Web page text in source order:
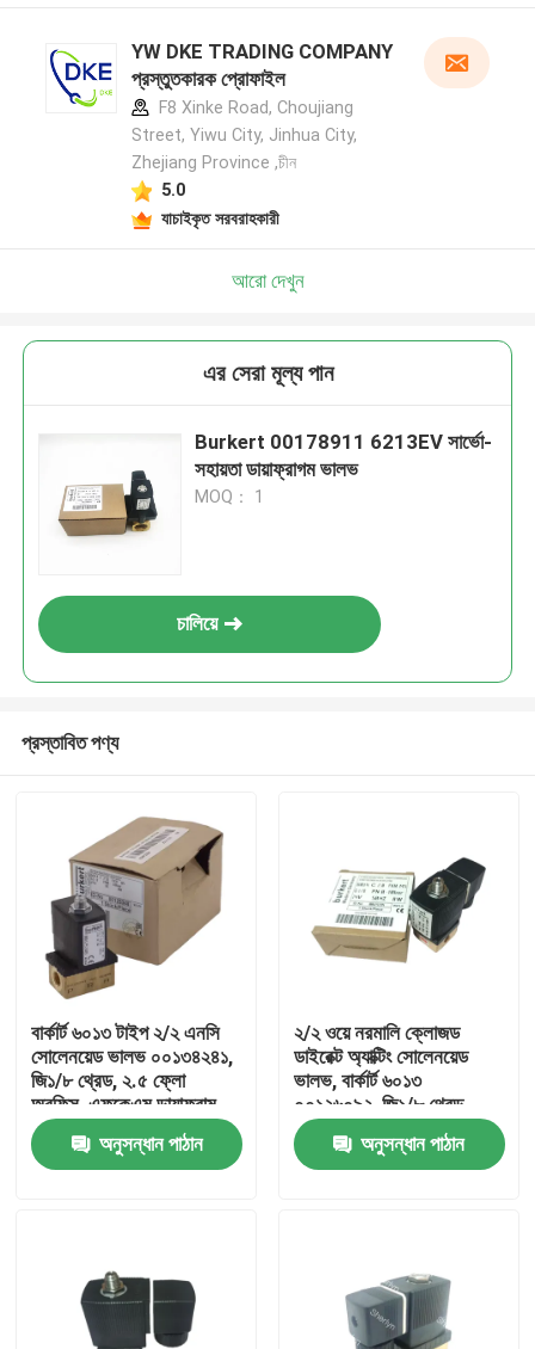
YW DKE TRADING COMPANY
প্রস্তুতকারক প্রোফাইল
F8 Xinke Road, Choujiang
Street, Yiwu City, Jinhua City,
Zhejiang Province ,চীন
5.0
যাচাইকৃত সরবরাহকারী
আরো দেখুন
এর সেরা মূল্য পান
Burkert 00178911 6213EV সার্ভো-
সহায়তা ডায়াফ্রাগম ভালভ
MOQ： 1
চালিয়ে
প্রস্তাবিত পণ্য
বার্কার্ট ৬০১৩ টাইপ ২/২ এনসি
সোলেনয়েড ভালভ ০০১৩৪২৪১,
জি১/৮ থ্রেড, ২.৫ ফ্লো
অরফিস, এফকেএম ডায়াফ্রাম,
ব্রাস হাউজিং, ২৪ভি এসি, ওয়ার্কিং
প্রেসার ০~১৬বারঅনুসন্ধান পাঠান
২/২ ওয়ে নরমালি ক্লোজড
ডাইরেক্ট অ্যাক্টিং সোলেনয়েড
ভালভ, বার্কার্ট ৬০১৩
০০১২৬০৯২, জি১/৮ থ্রেড,
৩.০মিমি অরিস, ব্রাস বডি,
এফকেএম সিল, ২৪ভ্যাক ৮ওয়াট,
০-১০বার
অনুসন্ধান পাঠান